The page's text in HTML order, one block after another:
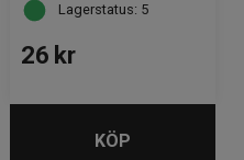
Lagerstatus: 5
26 kr
KÖP